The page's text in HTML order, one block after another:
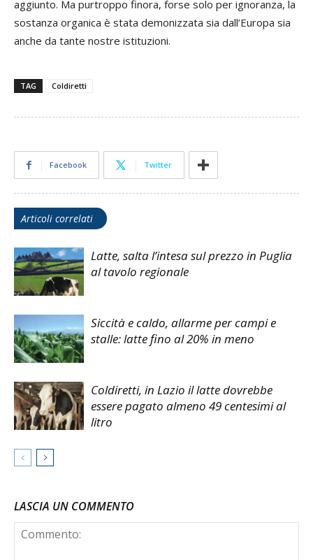
aggiunto. Ma purtroppo finora, forse solo per ignoranza, la
sostanza organica è stata demonizzata sia dall’Europa sia
anche da tante nostre istituzioni.
TAG Coldiretti
Facebook Twitter
Articoli correlati
Latte, salta l’intesa sul prezzo in Puglia
al tavolo regionale
Siccità e caldo, allarme per campi e
stalle: latte fino al 20% in meno
Coldiretti, in Lazio il latte dovrebbe
essere pagato almeno 49 centesimi al
litro
LASCIA UN COMMENTO